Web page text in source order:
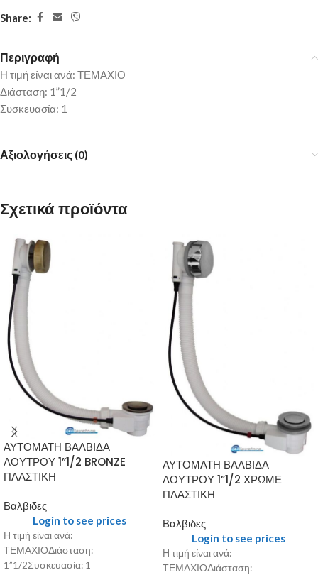
Share:
Περιγραφή
Η τιμή είναι ανά: ΤΕΜΑΧΙΟ
Διάσταση: 1”1/2
Συσκευασία: 1
Αξιολογήσεις (0)
Σχετικά προϊόντα
ΑΥΤΟΜΑΤΗ ΒΑΛΒΙΔΑ
ΛΟΥΤΡΟΥ 1”1/2 BRONZE
ΠΛΑΣΤΙΚΗ
Βαλβιδες
Login to see prices
Η τιμή είναι ανά:
ΤΕΜΑΧΙΟΔιάσταση:
1”1/2Συσκευασία: 1
ΑΥΤΟΜΑΤΗ ΒΑΛΒΙΔΑ
ΛΟΥΤΡΟΥ 1”1/2 ΧΡΩΜΕ
ΠΛΑΣΤΙΚΗ
Βαλβιδες
Login to see prices
Η τιμή είναι ανά:
ΤΕΜΑΧΙΟΔιάσταση: